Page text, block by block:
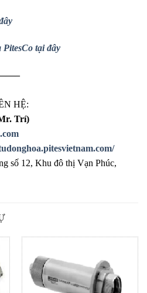
PitesCo tại đây
HỆ:
Trí)
số 12, Khu đô thị Vạn Phúc,